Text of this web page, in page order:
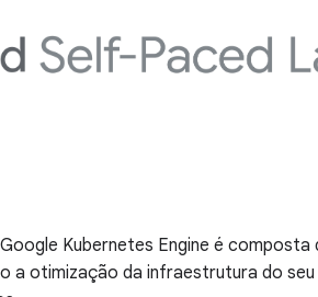
Kubernetes Engine é
a otimização da infraestrutura do